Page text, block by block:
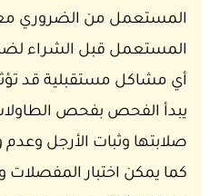
المستعمل من الضروري
المستعمل قبل الشراء
أي مشاكل مستقبلية قد
يبدأ الفحص بفحص
صلابتها وثبات الأرجل
كما يمكن اختبار المفصلات